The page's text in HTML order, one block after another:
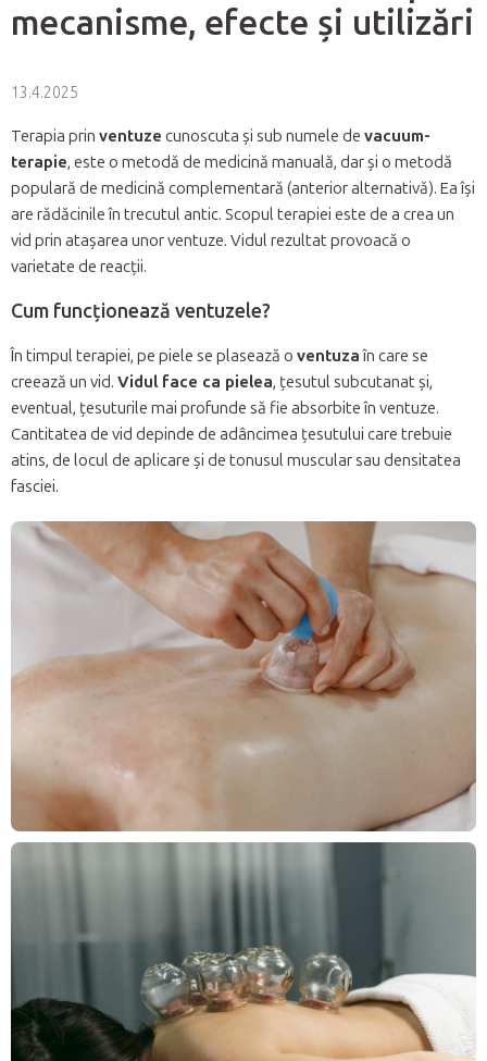
mecanisme, efecte și utilizări
13.4.2025
Terapia prin ventuze cunoscuta și sub numele de vacuum-
terapie, este o metodă de medicină manuală, dar și o metodă
populară de medicină complementară (anterior alternativă). Ea își
are rădăcinile în trecutul antic. Scopul terapiei este de a crea un
vid prin atașarea unor ventuze. Vidul rezultat provoacă o
varietate de reacții.
Cum funcționează ventuzele?
În timpul terapiei, pe piele se plasează o ventuzaîn care se
creează un vid. Vidul face ca pielea, țesutul subcutanat și,
eventual, țesuturile mai profunde să fie absorbite în ventuze.
Cantitatea de vid depinde de adâncimea țesutului care trebuie
atins, de locul de aplicare și de tonusul muscular sau densitatea
fasciei.